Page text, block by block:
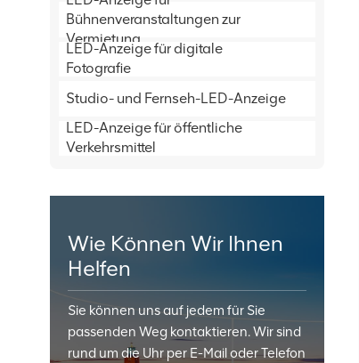
Bühnenveranstaltungen zur
Vermietung
LED-Anzeige für digitale
Fotografie
Studio- und Fernseh-LED-Anzeige
LED-Anzeige für öffentliche
Verkehrsmittel
Wie Können Wir Ihnen
Helfen
Sie können uns auf jedem für Sie
passenden Weg kontaktieren. Wir sind
rund um die Uhr per E-Mail oder Telefon